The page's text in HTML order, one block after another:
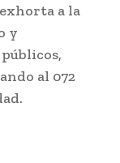
a la
y
al 072